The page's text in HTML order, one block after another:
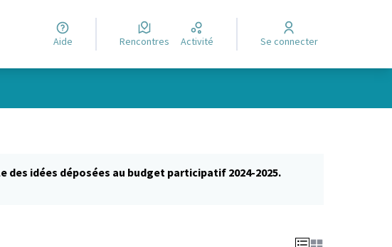
Aide Rencontres Activité Se connecter
des idées déposées au budget participatif 2024-2025.